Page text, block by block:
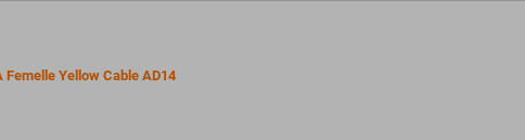
Yellow Cable AD14